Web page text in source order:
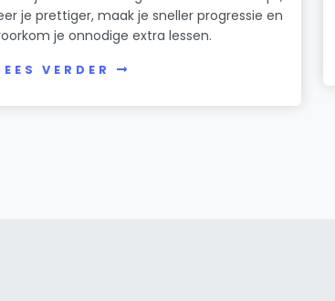
je prettiger, maak je sneller progressie en
je onnodige extra lessen.
VERDER